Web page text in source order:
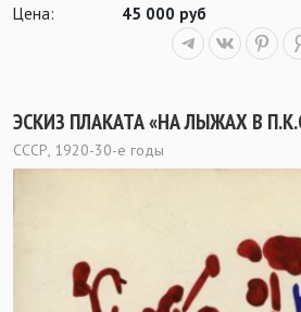
Цена: 45 000 руб
ЭСКИЗ ПЛАКАТА «НА ЛЫЖАХ В
СССР, 1920-30-е годы